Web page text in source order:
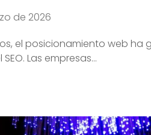
de 2026
el posicionamiento web ha
Las empresas...